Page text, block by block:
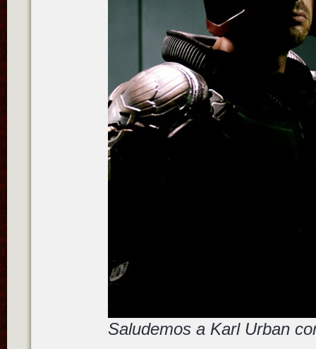
Saludemos a Karl Urban